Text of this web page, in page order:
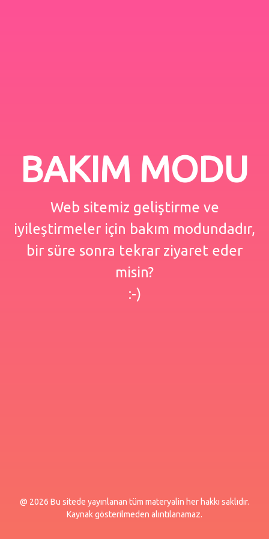
BAKIM MODU
Web sitemiz geliştirme ve
iyileştirmeler için bakım modundadır,
bir süre sonra tekrar ziyaret eder
misin?
:-)
@ 2026 Bu sitede yayınlanan tüm materyalin her hakkı saklıdır.
Kaynak gösterilmeden alıntılanamaz.